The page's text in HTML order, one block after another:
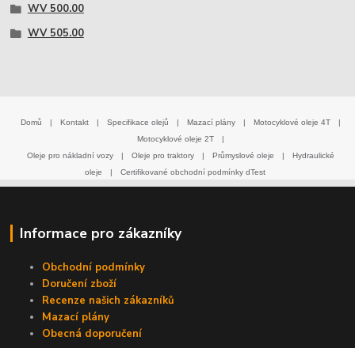
WV 500.00
WV 505.00
Domů | Kontakt | Specifikace olejů | Mazací plány | Motocyklové oleje 4T
|
Motocyklové oleje 2T
|
Oleje pro nákladní vozy
| Oleje pro traktory | Průmyslové oleje |
Hydraulické
oleje
| Certifikované obchodní podmínky dTest
Informace pro zákazníky
Obchodní podmínky
Doručení zboží
Recenze našich zákazníků
Mazací plány
Obecná doporučení